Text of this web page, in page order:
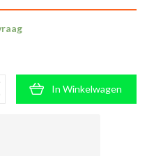
In Winkelwagen